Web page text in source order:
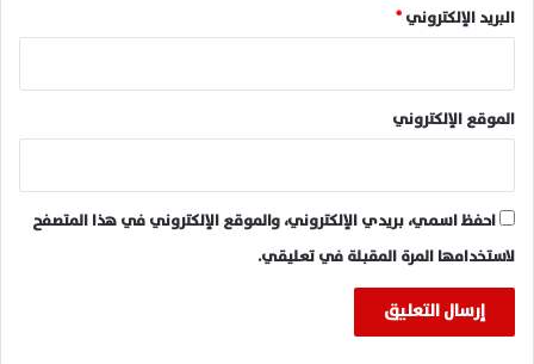
البريد الإلكتروني*
الموقع الإلكتروني
احفظ اسمي، بريدي الإلكتروني، والموقع الإلكتروني في هذا المتصفح
لاستخدامها المرة المقبلة في تعليقي.